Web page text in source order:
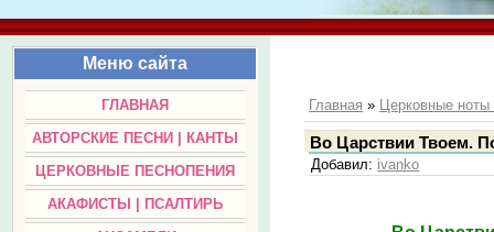
Меню сайта
ГЛАВНАЯ
АВТОРСКИЕ ПЕСНИ | КАНТЫ
ЦЕРКОВНЫЕ ПЕСНОПЕНИЯ
АКАФИСТЫ | ПСАЛТИРЬ
Главная » Церковные ноты
Во Царствии Твоем.
Добавил: ivanko